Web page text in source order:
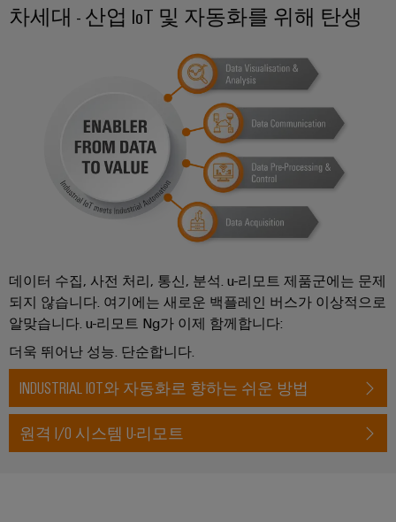
차세대 - 산업 IoT 및 자동화를 위해 탄생
데이터 수집, 사전 처리, 통신, 분석. u-리모트 제품군에는 문제
되지 않습니다. 여기에는 새로운 백플레인 버스가 이상적으로
알맞습니다. u-리모트 Ng가 이제 함께합니다:
더욱 뛰어난 성능. 단순합니다.
INDUSTRIAL IOT와 자동화로 향하는 쉬운 방법
원격 I/O 시스템 U-리모트